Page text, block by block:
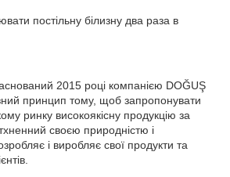
постільну білизну два раза в
2015 році компанією DOĞUŞ
принцип тому, щоб запропонувати
ринку високоякісну продукцію за
своєю природністю і
і виробляє свої продукти та